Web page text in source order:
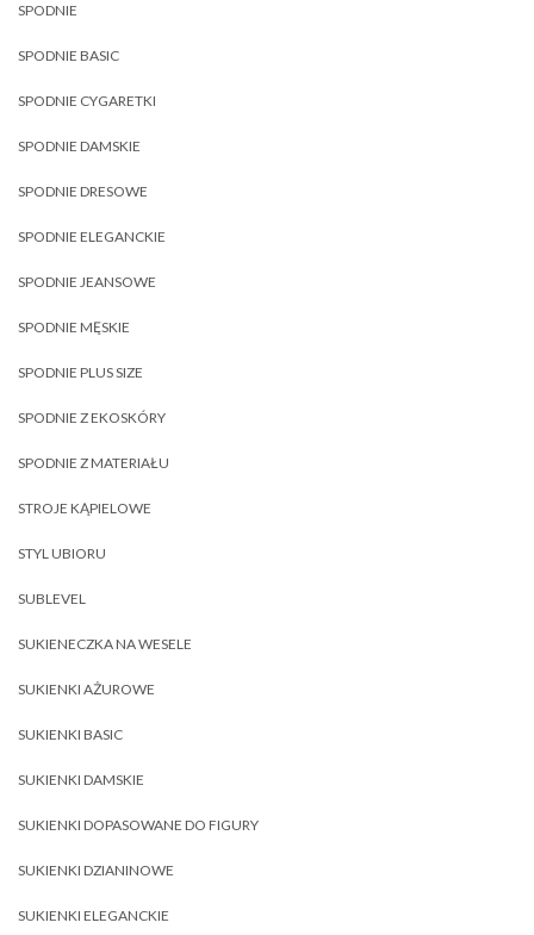
SPODNIE
SPODNIE BASIC
SPODNIE CYGARETKI
SPODNIE DAMSKIE
SPODNIE DRESOWE
SPODNIE ELEGANCKIE
SPODNIE JEANSOWE
SPODNIE MĘSKIE
SPODNIE PLUS SIZE
SPODNIE Z EKOSKÓRY
SPODNIE Z MATERIAŁU
STROJE KĄPIELOWE
STYL UBIORU
SUBLEVEL
SUKIENECZKA NA WESELE
SUKIENKI AŻUROWE
SUKIENKI BASIC
SUKIENKI DAMSKIE
SUKIENKI DOPASOWANE DO FIGURY
SUKIENKI DZIANINOWE
SUKIENKI ELEGANCKIE